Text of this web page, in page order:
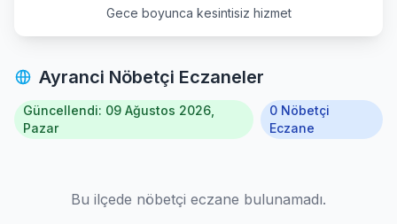
Gece boyunca kesintisiz hizmet
Ayranci Nöbetçi Eczaneler
Güncellendi: 09 Ağustos 2026,
Pazar
0 Nöbetçi
Eczane
Bu ilçede nöbetçi eczane bulunamadı.